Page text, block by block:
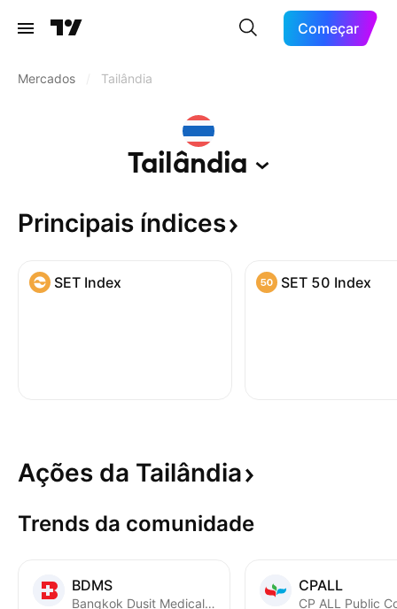
Começar
Mercados Tailândia
Tailândia
Principais índices
SET Index SET 50 Index
Ações da Tailândia
Trends da comunidade
BDMS
Bangkok Dusit Medical Services Public Co. Ltd.
CPALL